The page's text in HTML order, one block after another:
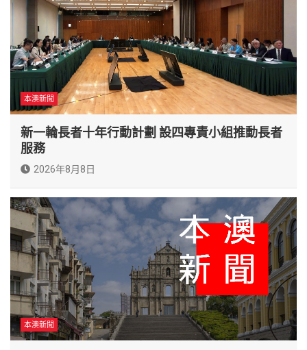
本澳新聞
新一輪長者十年行動計劃 設四專責小組推動長者
服務
2026年8月8日
本澳新聞